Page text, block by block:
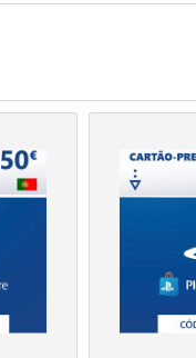
For mere information, se
Kontakt os formular.
Disse downloadbare
Disse koder har ingen
Indhold der kan
for at kunne spille denne
Du kan modtage mere